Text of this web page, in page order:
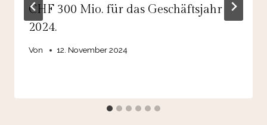
CHF 300 Mio. für das Geschäftsjahr
2024.
Von 12. November 2024